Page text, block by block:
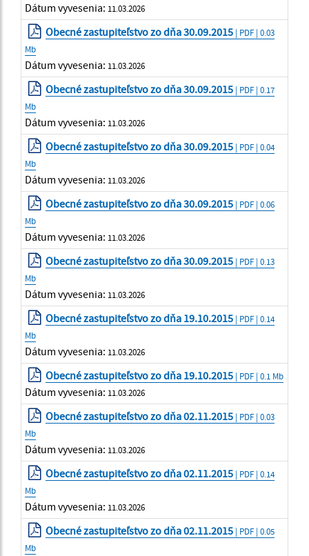
Dátum vyvesenia: 11.03.2026
Obecné zastupiteľstvo zo dňa 30.09.2015 | PDF | 0.03
Mb
Dátum vyvesenia: 11.03.2026
Obecné zastupiteľstvo zo dňa 30.09.2015 | PDF | 0.17
Mb
Dátum vyvesenia: 11.03.2026
Obecné zastupiteľstvo zo dňa 30.09.2015 | PDF | 0.04
Mb
Dátum vyvesenia: 11.03.2026
Obecné zastupiteľstvo zo dňa 30.09.2015 | PDF | 0.06
Mb
Dátum vyvesenia: 11.03.2026
Obecné zastupiteľstvo zo dňa 30.09.2015 | PDF | 0.13
Mb
Dátum vyvesenia: 11.03.2026
Obecné zastupiteľstvo zo dňa 19.10.2015 | PDF | 0.14
Mb
Dátum vyvesenia: 11.03.2026
Obecné zastupiteľstvo zo dňa 19.10.2015 | PDF | 0.1 Mb
Dátum vyvesenia: 11.03.2026
Obecné zastupiteľstvo zo dňa 02.11.2015 | PDF | 0.03
Mb
Dátum vyvesenia: 11.03.2026
Obecné zastupiteľstvo zo dňa 02.11.2015 | PDF | 0.14
Mb
Dátum vyvesenia: 11.03.2026
Obecné zastupiteľstvo zo dňa 02.11.2015 | PDF | 0.05
Mb